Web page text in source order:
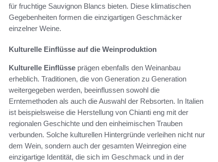
für fruchtige Sauvignon Blancs bieten. Diese klimatischen
Gegebenheiten formen die einzigartigen Geschmäcker
einzelner Weine.
Kulturelle Einflüsse auf die Weinproduktion
Kulturelle Einflüsse prägen ebenfalls den Weinanbau
erheblich. Traditionen, die von Generation zu Generation
weitergegeben werden, beeinflussen sowohl die
Erntemethoden als auch die Auswahl der Rebsorten. In Italien
ist beispielsweise die Herstellung von Chianti eng mit der
regionalen Geschichte und den einheimischen Trauben
verbunden. Solche kulturellen Hintergründe verleihen nicht nur
dem Wein, sondern auch der gesamten Weinregion eine
einzigartige Identität, die sich im Geschmack und in der